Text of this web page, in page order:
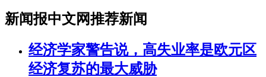
新闻报中文网推荐新闻
经济学家警告说，高失业率是欧元区
经济复苏的最大威胁